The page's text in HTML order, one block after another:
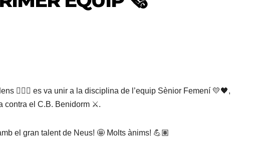
⛹🏽‍♀️ es va unir a la disciplina de l’equip Sènior Femení 💛🖤,
contra el C.B. Benidorm ⚔️.
el gran talent de Neus! 🤩 Molts ànims! 💪🏽